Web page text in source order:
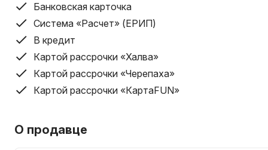
Условия доставки курьером по Беларуси (кроме
Бесплатная доставка (планшеты, ноутбуки,
остальные категории товаров, во все города – от 16
стоимость доставки необходимо индивидуально
Доставка товара по регионам производится до
доме.
покупателем.
Банковская карточка
Система «Расчет» (ЕРИП)
В кредит
Картой рассрочки «Халва»
Картой рассрочки «Черепаха»
Картой рассрочки «КартаFUN»
О продавце